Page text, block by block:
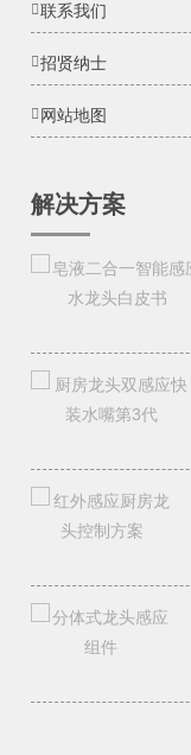
联系我们
招贤纳士
网站地图
解决方案